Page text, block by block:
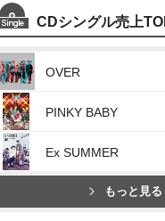
CDシングル売上
OVER
PINKY BABY
Ex SUMMER
もっと見る